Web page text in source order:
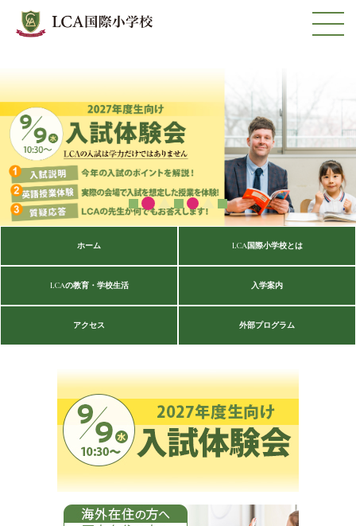
ホーム LCA国際小学校とは
LCAの教育・学校生活 入学案内
アクセス 外部プログラム